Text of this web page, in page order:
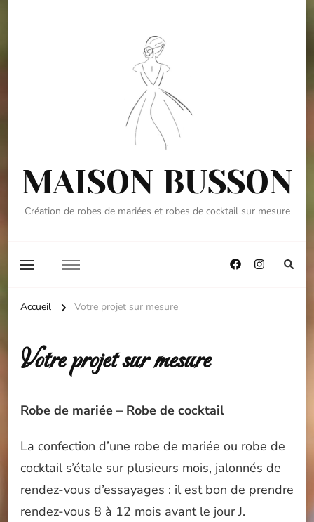
MAISON BUSSON
Création de robes de mariées et robes de cocktail sur mesure
Accueil Votre projet sur mesure
Votre projet sur mesure
Robe de mariée – Robe de cocktail
La confection d’une robe de mariée ou robe de
cocktail s’étale sur plusieurs mois, jalonnés de
rendez-vous d’essayages : il est bon de prendre
rendez-vous 8 à 12 mois avant le jour J.